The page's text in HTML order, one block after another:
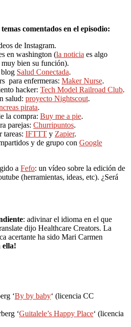
comentados en el episodio:
de Instagram.
en washington (la noticia es algo
bien su función).
blog Salud Conectada.
para enfermeras: Maker Nurse.
hacker: Tech Model Railroad Club.
salud: proyecto Nightscout.
pirata.
la compra: Buy me a pie.
parejas: Churripuntos.
tareas: IFTTT y Zapier.
y de grupo con Google
a Fefo: un vídeo sobre la edición de
(herramientas, ideas, etc). ¿Será
: adivinar el idioma en el que
dijo Healthcare Creators. La
acertante ha sido Mari Carmen
ella!
‘By by baby‘ (licencia CC
‘Guitalele’s Happy Place‘ (licencia